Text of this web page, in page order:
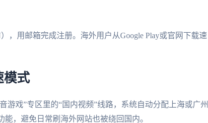
），用邮箱完成注册。海外用户从Google Play或官网下载速
模式
游戏”专区里的“国内视频”线路，系统自动分配上海或广州
，避免日常刷海外网站也被绕回国内。